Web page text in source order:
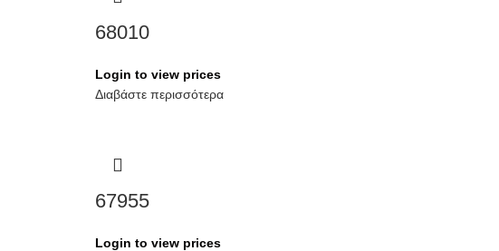
68010
Login to view prices
Διαβάστε περισσότερα
67955
Login to view prices